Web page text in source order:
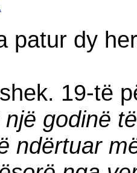
patur dy
19-të
godinë
ndërtuar